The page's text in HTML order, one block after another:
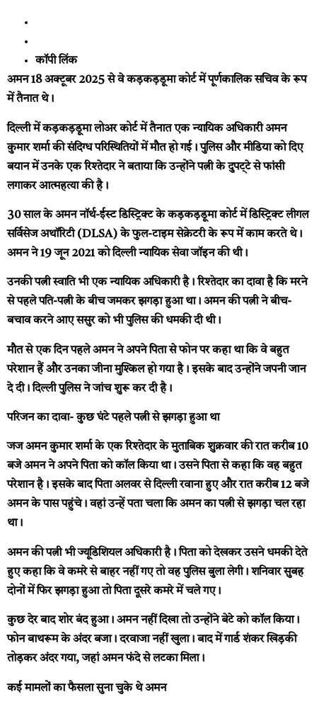
कॉपी लिंक
अमन 18 अक्टूबर 2025 से वे कड़कड़डूमा कोर्ट में पूर्णकालिक सचिव के रूप
में तैनात थे।
दिल्ली में कड़कड़डूमा लोअर कोर्ट में तैनात एक न्यायिक अधिकारी अमन
कुमार शर्मा की संदिग्ध परिस्थितियों में मौत हो गई। पुलिस और मीडिया को दिए
बयान में उनके एक रिश्तेदार ने बताया कि उन्होंने पत्नी के दुपट्‌टे से फांसी
लगाकर आत्महत्या की है।
30 साल के अमन नॉर्थ-ईस्ट डिस्ट्रिक्ट के कड़कड़डूमा कोर्ट में डिस्ट्रिक्ट लीगल
सर्विसेज अथॉरिटी (DLSA) के फुल-टाइम सेक्रेटरी के रूप में काम करते थे।
अमन ने 19 जून 2021 को दिल्ली न्यायिक सेवा जॉइन की थी।
उनकी पत्नी स्वाति भी एक न्यायिक अधिकारी है। रिश्तेदार का दावा है कि मरने
से पहले पति-पत्नी के बीच जमकर झगड़ा हुआ था। अमन की पत्नी ने बीच-
बचाव करने आए ससुर को भी पुलिस की धमकी दी थी।
मौत से एक दिन पहले अमन ने अपने पिता से फोन पर कहा था कि वे बहुत
परेशान हैं और उनका जीना मुश्किल हो गया है। इसके बाद उन्होंने जपनी जान
दे दी। दिल्ली पुलिस ने जांच शुरू कर दी है।
परिजन का दावा- कुछ घंटे पहले पत्नी से झगड़ा हुआ था
जज अमन कुमार शर्मा के एक रिश्तेदार के मुताबिक शुक्रवार की रात करीब 10
बजे अमन ने अपने पिता को कॉल किया था। उसने पिता से कहा कि वह बहुत
परेशान है। इसके बाद पिता अलवर से दिल्ली रवाना हुए और रात करीब 12 बजे
अमन के पास पहुंचे। वहां उन्हें पता चला कि अमन का पत्नी से झगड़ा चल रहा
था।
अमन की पत्नी भी ज्यूडिशियल अधिकारी है। पिता को देखकर उसने धमकी देते
हुए कहा कि वे कमरे से बाहर नहीं गए तो वह पुलिस बुला लेगी। शनिवार सुबह
दोनों में फिर झगड़ा हुआ तो पिता दूसरे कमरे में चले गए।
कुछ देर बाद शोर बंद हुआ। अमन नहीं दिखा तो उन्होंने बेटे को कॉल किया।
फोन बाथरूम के अंदर बजा। दरवाजा नहीं खुला। बाद में गार्ड शंकर खिड़की
तोड़कर अंदर गया, जहां अमन फंदे से लटका मिला।
कई मामलों का फैसला सुना चुके थे अमन